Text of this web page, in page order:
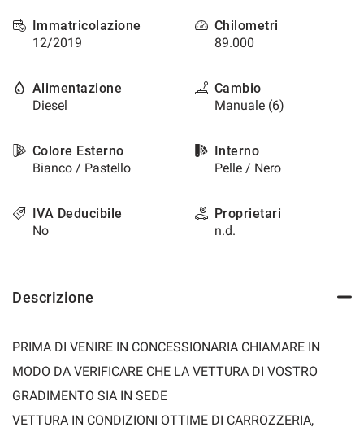
Immatricolazione
12/2019
Chilometri
89.000
Alimentazione
Diesel
Cambio
Manuale (6)
Colore Esterno
Bianco / Pastello
Interno
Pelle / Nero
IVA Deducibile
No
Proprietari
n.d.
Descrizione
PRIMA DI VENIRE IN CONCESSIONARIA CHIAMARE IN
MODO DA VERIFICARE CHE LA VETTURA DI VOSTRO
GRADIMENTO SIA IN SEDE
VETTURA IN CONDIZIONI OTTIME DI CARROZZERIA,